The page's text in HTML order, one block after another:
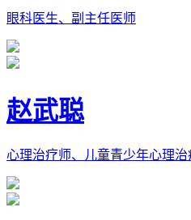
眼科医生、副主任医师
赵武聪
心理治疗师、儿童青少年心理治